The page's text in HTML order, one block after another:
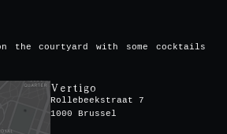
the courtyard with some cocktails
Vertigo
Rollebeekstraat 7
1000 Brussel